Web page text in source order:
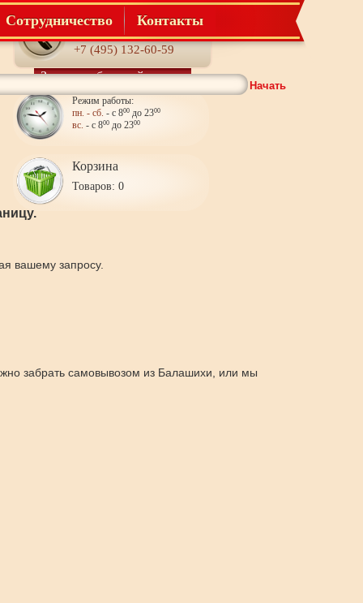
Телефон:
+7 (495) 132-60-59
Заказать обратный звонок
Режим работы:
пн. - сб. - с 800до 2300
вс. - с 800до 2300
Корзина
Товаров: 0
Сотрудничество Контакты
Начать
вашему запросу.
забрать самовывозом из Балашихи, или мы